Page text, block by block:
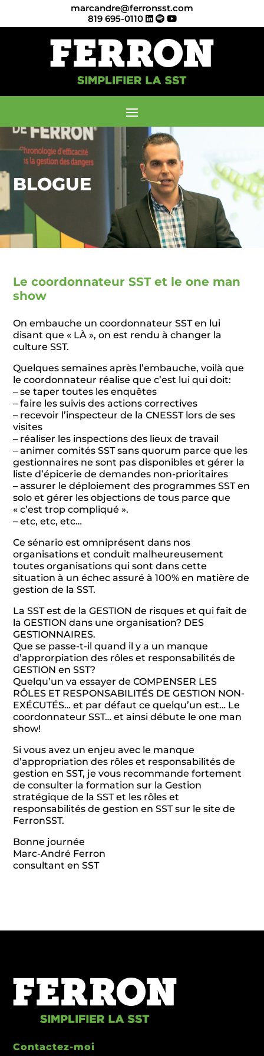
marcandre@ferronsst.com
819 695-0110
BLOGUE
Le coordonnateur SST et le one man
show
On embauche un coordonnateur SST en lui
disant que « LÀ », on est rendu à changer la
culture SST.
Quelques semaines après l’embauche, voilà que
le coordonnateur réalise que c’est lui qui doit:
– se taper toutes les enquêtes
– faire les suivis des actions correctives
– recevoir l’inspecteur de la CNESST lors de ses
visites
– réaliser les inspections des lieux de travail
– animer comités SST sans quorum parce que les
gestionnaires ne sont pas disponibles et gérer la
liste d’épicerie de demandes non-prioritaires
– assurer le déploiement des programmes SST en
solo et gérer les objections de tous parce que
« c’est trop compliqué ».
– etc, etc, etc…
Ce sénario est omniprésent dans nos
organisations et conduit malheureusement
toutes organisations qui sont dans cette
situation à un échec assuré à 100% en matière de
gestion de la SST.
La SST est de la GESTION de risques et qui fait de
la GESTION dans une organisation? DES
GESTIONNAIRES.
Que se passe-t-il quand il y a un manque
d’approrpiation des rôles et responsabilités de
GESTION en SST?
Quelqu’un va essayer de COMPENSER LES
RÔLES ET RESPONSABILITÉS DE GESTION NON-
EXÉCUTÉS… et par défaut ce quelqu’un est… Le
coordonnateur SST… et ainsi débute le one man
show!
Si vous avez un enjeu avec le manque
d’appropriation des rôles et responsabilités de
gestion en SST, je vous recommande fortement
de consulter la formation sur la Gestion
stratégique de la SST et les rôles et
responsabilités de gestion en SST sur le site de
FerronSST.
Bonne journée
Marc-André Ferron
consultant en SST
Contactez-moi